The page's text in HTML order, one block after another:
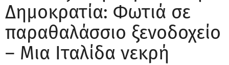
Δημοκρατία: Φωτιά σε
παραθαλάσσιο ξενoδοχείο
– Μια Ιταλίδα νεκρή